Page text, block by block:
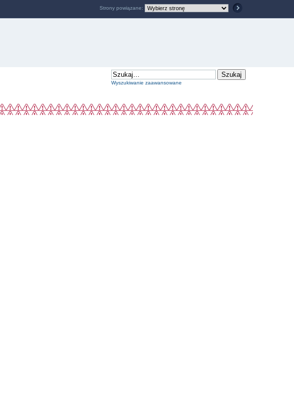
Wyszukiwanie zaawansowane
Strony powiązane: